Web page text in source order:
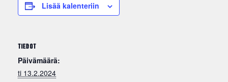
Lisää kalenteriin
TIEDOT
Päivämäärä:
ti 13.2.2024